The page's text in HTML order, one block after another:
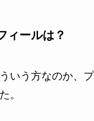
ィールは？
いう方なのか、
。